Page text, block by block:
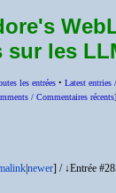
sur les
les entrées • Latest entries /
/ Commentaires récents]
newer] / ↓Entrée